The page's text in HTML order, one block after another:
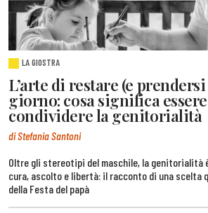
LA GIOSTRA
L’arte di restare (e
giorno: cosa significa
condividere la genitorialità
di Stefania Santoni
Oltre gli stereotipi del maschile, la genitorialità
cura, ascolto e libertà: il racconto di una scelta
della Festa del papà